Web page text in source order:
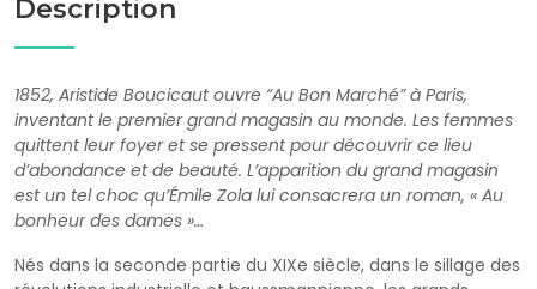
Description
1852, Aristide Boucicaut ouvre “Au Bon Marché” à Paris,
inventant le premier grand magasin au monde. Les femmes
quittent leur foyer et se pressent pour découvrir ce lieu
d’abondance et de beauté. L’apparition du grand magasin
est un tel choc qu’Émile Zola lui consacrera un roman, « Au
bonheur des dames »…
Nés dans la seconde partie du XIXe siècle, dans le sillage des